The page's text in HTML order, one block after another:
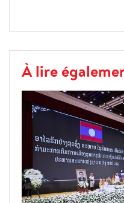
À lire